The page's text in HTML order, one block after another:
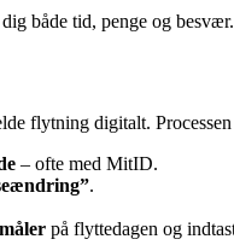
både tid, penge og besvær.
flytning digitalt.
– ofte med MitID.
.
på flyttedagen og